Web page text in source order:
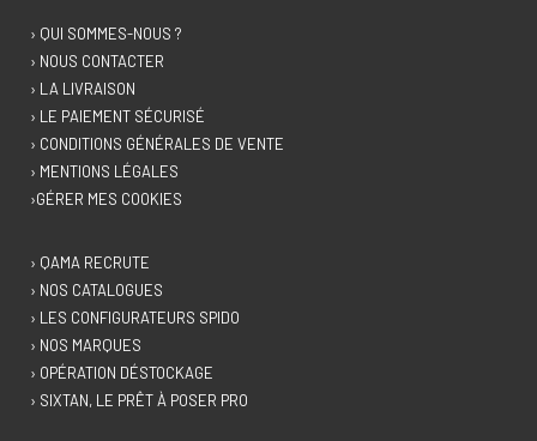
› QUI SOMMES-NOUS ?
› NOUS CONTACTER
› LA LIVRAISON
› LE PAIEMENT SÉCURISÉ
› CONDITIONS GÉNÉRALES DE VENTE
› MENTIONS LÉGALES
›GÉRER MES COOKIES
› QAMA RECRUTE
› NOS CATALOGUES
› LES CONFIGURATEURS SPIDO
› NOS MARQUES
› OPÉRATION DÉSTOCKAGE
› SIXTAN, LE PRÊT À POSER PRO